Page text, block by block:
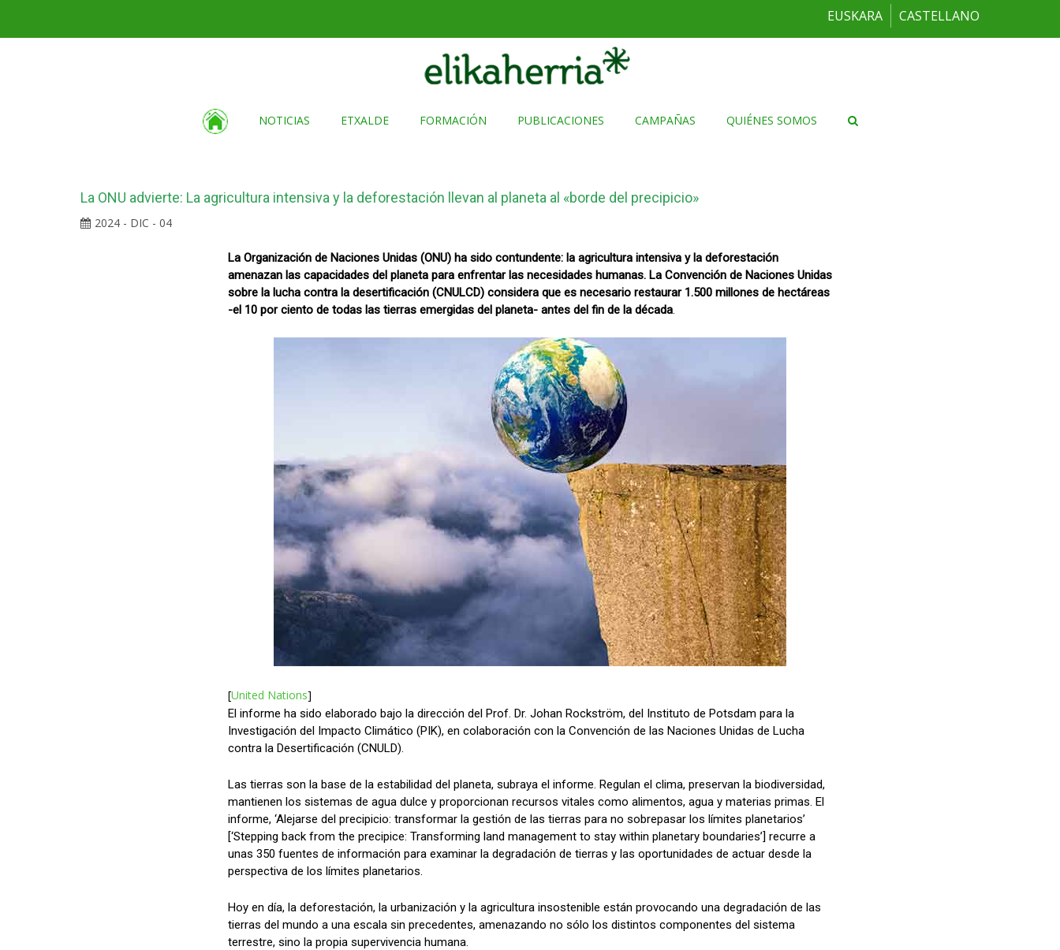
EUSKARA CASTELLANO
NOTICIAS ETXALDE FORMACIÓN PUBLICACIONES CAMPAÑAS QUIÉNES SOMOS
La ONU advierte: La agricultura intensiva y la deforestación llevan al planeta al «borde del precipicio»
2024 - DIC - 04
La Organización de Naciones Unidas (ONU) ha sido contundente: la agricultura intensiva y la deforestación
amenazan las capacidades del planeta para enfrentar las necesidades humanas. La Convención de Naciones Unidas
sobre la lucha contra la desertificación (CNULCD) considera que es necesario restaurar 1.500 millones de hectáreas
-el 10 por ciento de todas las tierras emergidas del planeta- antes del fin de la década.
[United Nations]
El informe ha sido elaborado bajo la dirección del Prof. Dr. Johan Rockström, del Instituto de Potsdam para la
Investigación del Impacto Climático (PIK), en colaboración con la Convención de las Naciones Unidas de Lucha
contra la Desertificación (CNULD).
Las tierras son la base de la estabilidad del planeta, subraya el informe. Regulan el clima, preservan la biodiversidad,
mantienen los sistemas de agua dulce y proporcionan recursos vitales como alimentos, agua y materias primas. El
informe, ‘Alejarse del precipicio: transformar la gestión de las tierras para no sobrepasar los límites planetarios’
[‘Stepping back from the precipice: Transforming land management to stay within planetary boundaries’] recurre a
unas 350 fuentes de información para examinar la degradación de tierras y las oportunidades de actuar desde la
perspectiva de los límites planetarios.
Hoy en día, la deforestación, la urbanización y la agricultura insostenible están provocando una degradación de las
tierras del mundo a una escala sin precedentes, amenazando no sólo los distintos componentes del sistema
terrestre, sino la propia supervivencia humana.